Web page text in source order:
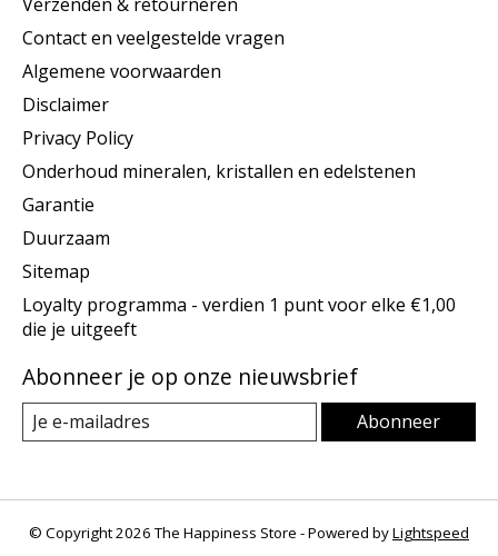
Contact en veelgestelde vragen
Algemene voorwaarden
Disclaimer
Privacy Policy
Onderhoud mineralen, kristallen en edelstenen
Garantie
Duurzaam
Sitemap
Loyalty programma - verdien 1 punt voor elke €1,00
die je uitgeeft
Abonneer je op onze nieuwsbrief
Abonneer
© Copyright 2026 The Happiness Store - Powered byLightspeed